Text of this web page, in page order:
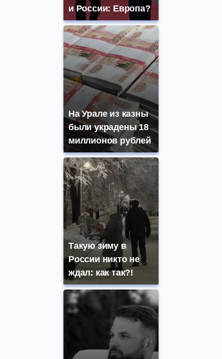
и России: Европа?
На Урале из казны
были украдены 18
миллионов рублей
Такую зиму в
России никто не
ждал: как так?!